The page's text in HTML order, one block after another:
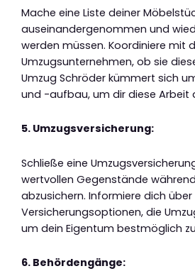
Mache eine Liste deiner
auseinandergenommen und
werden müssen. Koordiniere mit
Umzugsunternehmen, ob sie
Umzug Schröder kümmert sich
und -aufbau, um dir diese Arbeit
5. Umzugsversicherung:
Schließe eine
wertvollen Gegenstände
abzusichern. Informiere dich über
Versicherungsoptionen, die
um dein Eigentum bestmöglich
6. Behördengänge: